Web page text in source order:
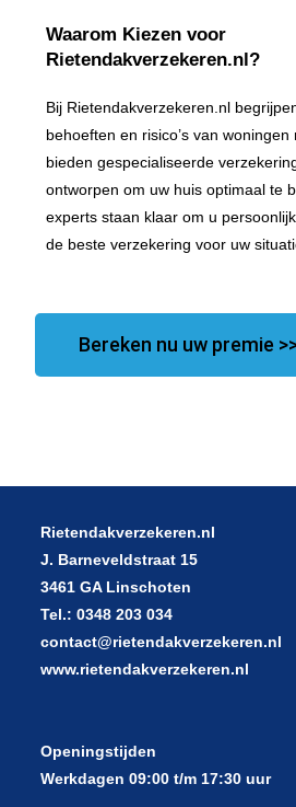
Waarom Kiezen voor
Rietendakverzekeren.nl?
Bij Rietendakverzekeren.nl
behoeften en risico’s van
bieden gespecialiseerde
ontworpen om uw huis optimaal te
experts staan klaar om u
de beste verzekering voor uw
Bereken nu uw premie
Rietendakverzekeren.nl
J. Barneveldstraat 15
3461 GA Linschoten
Tel.: 0348 203 034
contact@rietendakverzekeren.nl
www.rietendakverzekeren.nl
Openingstijden
Werkdagen 09:00 t/m 17:30 uur